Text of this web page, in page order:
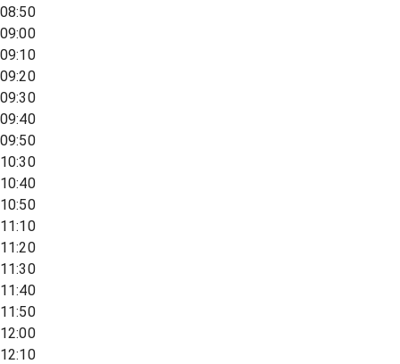
08:50
09:00
09:10
09:20
09:30
09:40
09:50
10:30
10:40
10:50
11:10
11:20
11:30
11:40
11:50
12:00
12:10